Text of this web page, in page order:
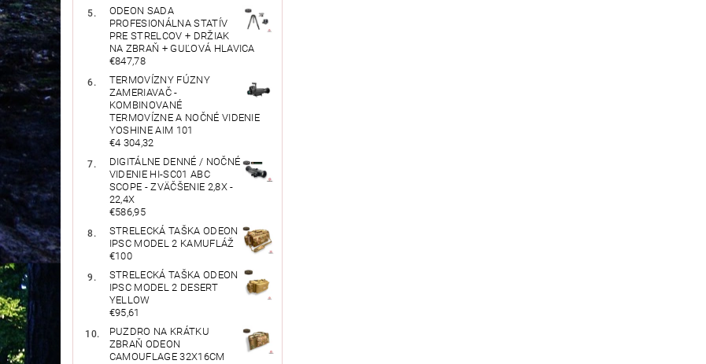
ODEON SADA
PROFESIONÁLNA STATÍV
PRE STRELCOV + DRŽIAK
NA ZBRAŇ + GUĽOVÁ HLAVICA
€847,78
TERMOVÍZNY FÚZNY
ZAMERIAVAČ -
KOMBINOVANÉ
TERMOVÍZNE A NOČNÉ VIDENIE
YOSHINE AIM 101
€4 304,32
DIGITÁLNE DENNÉ / NOČNÉ
VIDENIE HI-SC01 ABC
SCOPE - ZVÄČŠENIE 2,8X -
22,4X
€586,95
STRELECKÁ TAŠKA ODEON
IPSC MODEL 2 KAMUFLÁŽ
€100
STRELECKÁ TAŠKA ODEON
IPSC MODEL 2 DESERT
YELLOW
€95,61
PUZDRO NA KRÁTKU
ZBRAŇ ODEON
CAMOUFLAGE 32X16CM